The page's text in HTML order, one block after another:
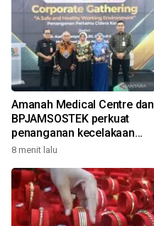
Amanah Medical Centre dan
BPJAMSOSTEK perkuat
penanganan kecelakaan
kerja
8 menit lalu